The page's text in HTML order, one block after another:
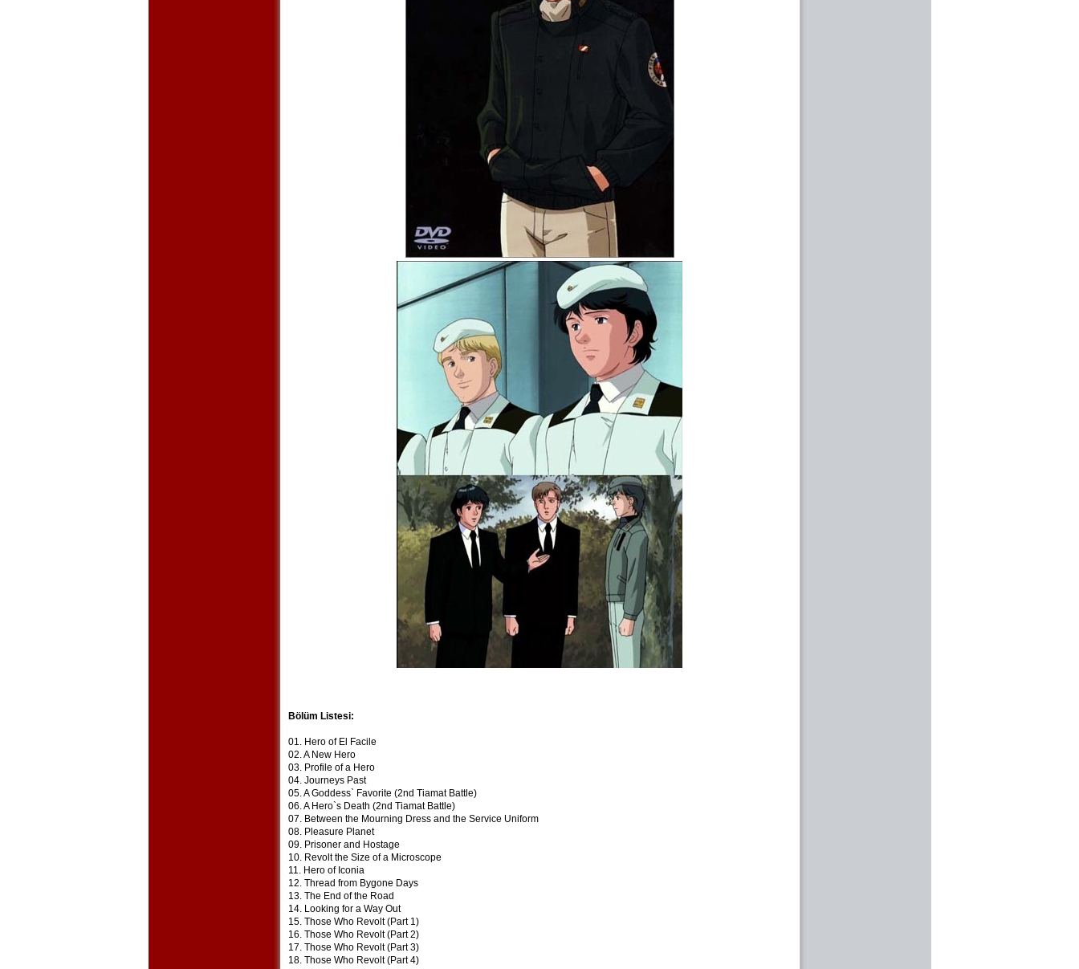
Bölüm Listesi:
01. Hero of El Facile
02. A New Hero
03. Profile of a Hero
04. Journeys Past
05. A Goddess` Favorite (2nd Tiamat Battle)
06. A Hero`s Death (2nd Tiamat Battle)
07. Between the Mourning Dress and the Service Uniform
08. Pleasure Planet
09. Prisoner and Hostage
10. Revolt the Size of a Microscope
11. Hero of Iconia
12. Thread from Bygone Days
13. The End of the Road
14. Looking for a Way Out
15. Those Who Revolt (Part 1)
16. Those Who Revolt (Part 2)
17. Those Who Revolt (Part 3)
18. Those Who Revolt (Part 4)